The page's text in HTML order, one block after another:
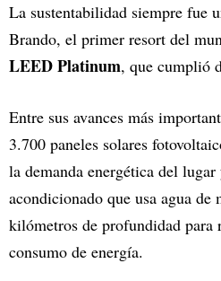
La sustentabilidad siempre fue
Brando, el primer resort del
LEED Platinum, que cumplió
Entre sus avances más
3.700 paneles solares
la demanda energética del
acondicionado que usa agua de
kilómetros de profundidad para
consumo de energía.